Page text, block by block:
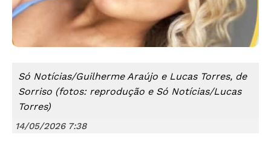
Só Notícias/Guilherme Araújo e Lucas Torres, de
Sorriso (fotos: reprodução e Só Notícias/Lucas
Torres)
14/05/2026 7:38